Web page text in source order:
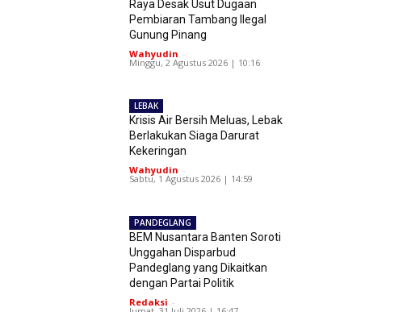
Raya Desak Usut Dugaan
Pembiaran Tambang Ilegal
Gunung Pinang
Wahyudin -
Minggu, 2 Agustus 2026 | 10:16
LEBAK
Krisis Air Bersih Meluas, Lebak
Berlakukan Siaga Darurat
Kekeringan
Wahyudin -
Sabtu, 1 Agustus 2026 | 14:59
PANDEGLANG
BEM Nusantara Banten Soroti
Unggahan Disparbud
Pandeglang yang Dikaitkan
dengan Partai Politik
Redaksi -